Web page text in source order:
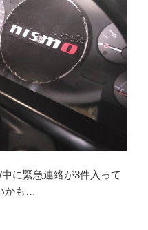
に緊急連絡が3件入って
かも…